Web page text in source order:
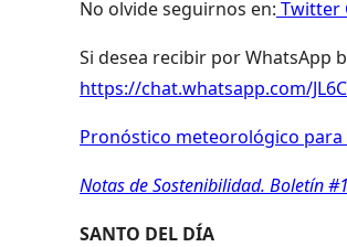
No olvide seguirnos en: Twitter
Si desea recibir por WhatsApp
https://chat.whatsapp.com/
Pronóstico meteorológico para
Notas de Sostenibilidad. Boletín
SANTO DEL DÍA